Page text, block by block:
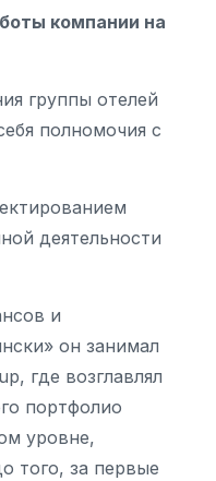
компании на
группы отелей
полномочия с
деятельности
и
он занимал
где возглавлял
портфолио
уровне,
того, за первые